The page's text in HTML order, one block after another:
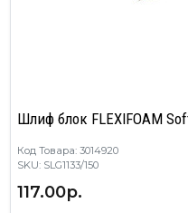
Шлиф блок FLEXIFOAM
Код Товара: 3014920
SKU: SLG1133/150
117.00р.